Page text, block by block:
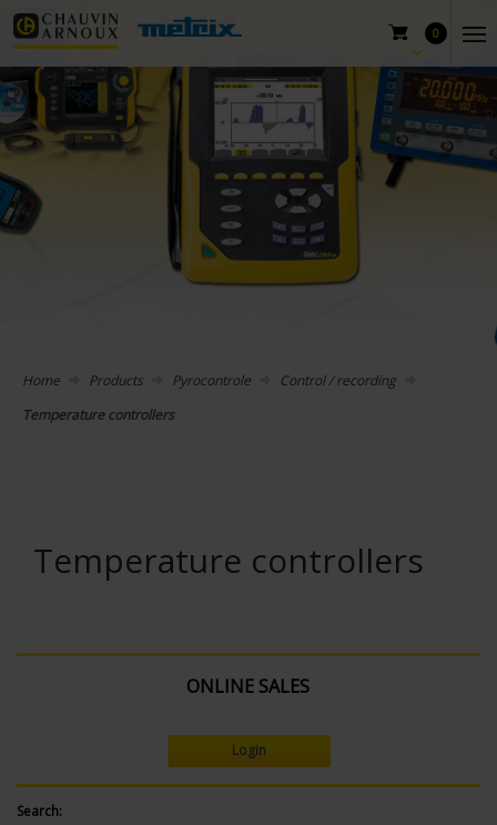
0
Home Products Pyrocontrole
Control / recording
Temperature controllers
Temperature controllers
ONLINE SALES
Login
Search: